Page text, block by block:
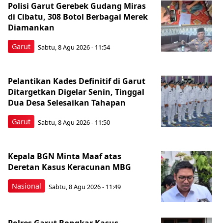
Garut
Polisi Garut Gerebek Gudang Miras
di Cibatu, 308 Botol Berbagai Merek
Diamankan
Sabtu, 8 Agu 2026 - 11:54
Garut
Pelantikan Kades Definitif di Garut
Ditargetkan Digelar Senin, Tinggal
Dua Desa Selesaikan Tahapan
Sabtu, 8 Agu 2026 - 11:50
Nasional
Kepala BGN Minta Maaf atas
Deretan Kasus Keracunan MBG
Sabtu, 8 Agu 2026 - 11:49